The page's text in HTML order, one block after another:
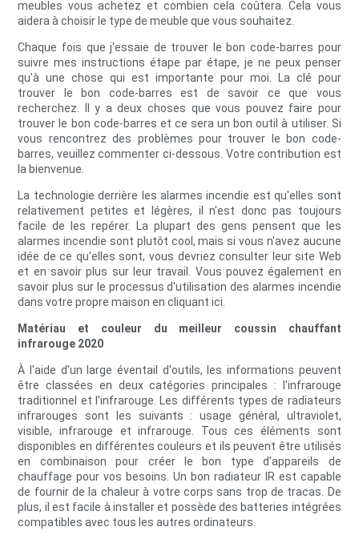
meubles vous achetez et combien cela coûtera. Cela vous
aidera à choisir le type de meuble que vous souhaitez.
Chaque fois que j'essaie de trouver le bon code-barres pour
suivre mes instructions étape par étape, je ne peux penser
qu'à une chose qui est importante pour moi. La clé pour
trouver le bon code-barres est de savoir ce que vous
recherchez. Il y a deux choses que vous pouvez faire pour
trouver le bon code-barres et ce sera un bon outil à utiliser. Si
vous rencontrez des problèmes pour trouver le bon code-
barres, veuillez commenter ci-dessous. Votre contribution est
la bienvenue.
La technologie derrière les alarmes incendie est qu'elles sont
relativement petites et légères, il n'est donc pas toujours
facile de les repérer. La plupart des gens pensent que les
alarmes incendie sont plutôt cool, mais si vous n'avez aucune
idée de ce qu'elles sont, vous devriez consulter leur site Web
et en savoir plus sur leur travail. Vous pouvez également en
savoir plus sur le processus d'utilisation des alarmes incendie
dans votre propre maison en cliquant ici.
Matériau et couleur du meilleur coussin chauffant
infrarouge 2020
À l'aide d'un large éventail d'outils, les informations peuvent
être classées en deux catégories principales : l'infrarouge
traditionnel et l'infrarouge. Les différents types de radiateurs
infrarouges sont les suivants : usage général, ultraviolet,
visible, infrarouge et infrarouge. Tous ces éléments sont
disponibles en différentes couleurs et ils peuvent être utilisés
en combinaison pour créer le bon type d'appareils de
chauffage pour vos besoins. Un bon radiateur IR est capable
de fournir de la chaleur à votre corps sans trop de tracas. De
plus, il est facile à installer et possède des batteries intégrées
compatibles avec tous les autres ordinateurs.